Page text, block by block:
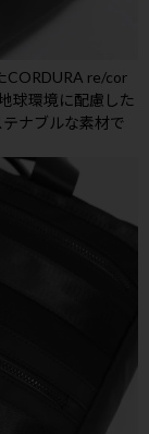
CORDURA re/cor
球環境に配慮した
ナブルな素材で